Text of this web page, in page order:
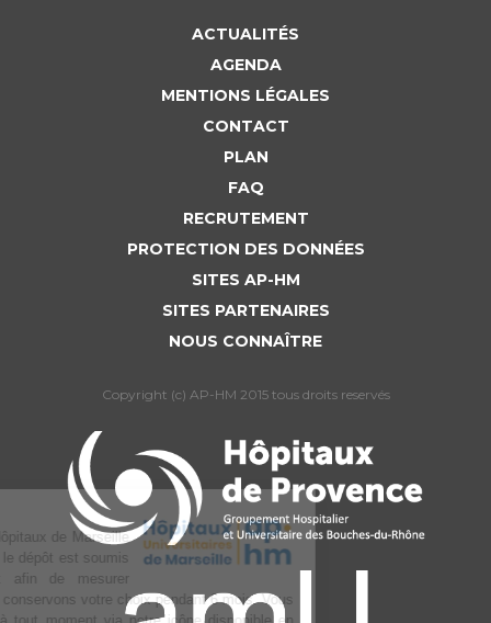
ACTUALITÉS
AGENDA
MENTIONS LÉGALES
CONTACT
PLAN
FAQ
RECRUTEMENT
PROTECTION DES DONNÉES
SITES AP-HM
SITES PARTENAIRES
NOUS CONNAÎTRE
Copyright (c) AP-HM 2015 tous droits reservés
L’Assistance publique Hôpitaux de Marseille
utilise des cookies dont le dépôt est soumis
à votre consentement afin de mesurer
l’audience du site. Nous conservons votre choix pendant 6 mois. Vous
pouvez changer d’avis à tout moment via notre icône disponible en